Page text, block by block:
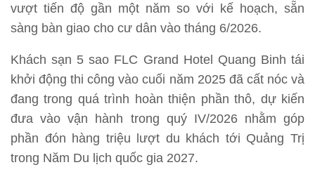
vượt tiến độ gần một năm so với kế hoạch, sẵn
sàng bàn giao cho cư dân vào tháng 6/2026.
Khách sạn 5 sao FLC Grand Hotel Quang Binh tái
khởi động thi công vào cuối năm 2025 đã cất nóc và
đang trong quá trình hoàn thiện phần thô, dự kiến
đưa vào vận hành trong quý IV/2026 nhằm góp
phần đón hàng triệu lượt du khách tới Quảng Trị
trong Năm Du lịch quốc gia 2027.